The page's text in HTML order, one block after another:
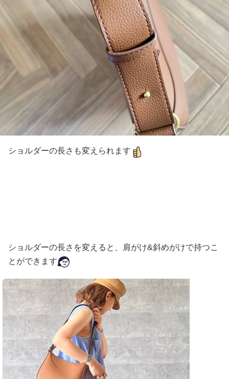
ショルダーの長さも変えられます
ショルダーの長さを変えると、肩がけ&斜めがけで持つこ
とができます